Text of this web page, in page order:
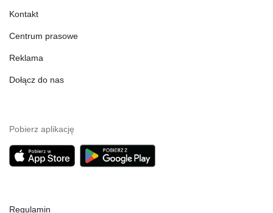
Kontakt
Centrum prasowe
Reklama
Dołącz do nas
Pobierz aplikację
Regulamin